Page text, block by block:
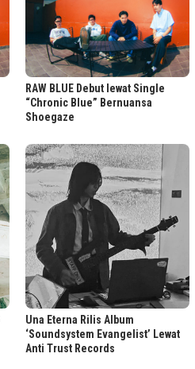
RAW BLUE Debut lewat Single
“Chronic Blue” Bernuansa
Shoegaze
Una Eterna Rilis Album
‘Soundsystem Evangelist’ Lewat
Anti Trust Records